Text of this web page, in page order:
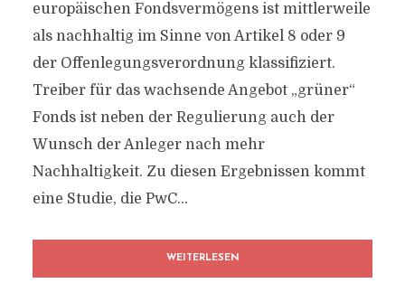
europäischen Fondsvermögens ist mittlerweile
als nachhaltig im Sinne von Artikel 8 oder 9
der Offenlegungsverordnung klassifiziert.
Treiber für das wachsende Angebot „grüner“
Fonds ist neben der Regulierung auch der
Wunsch der Anleger nach mehr
Nachhaltigkeit. Zu diesen Ergebnissen kommt
eine Studie, die PwC...
WEITERLESEN